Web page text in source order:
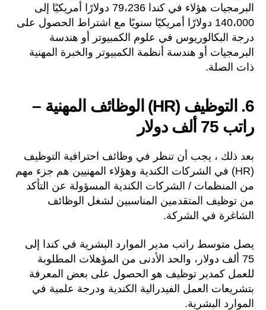
البرمجيات هؤلاء في كندا 79،236 دولارًا أمريكيًا إلى
140،000 دولارًا أمريكيًا سنويًا مع اشتراط الحصول على
درجة البكالوريوس في علوم الكمبيوتر أو هندسة
البرمجيات أو هندسة أنظمة الكمبيوتر والخبرة المهنية
ذات الصلة.
6. التوظيف (HR) الوظائف المهنية –
راتب 75 ألف دولار
بعد ذلك ، يجب أن تنظر في وظائف احترافية التوظيف
(HR) في الشركات الكندية وهؤلاء المهنيين هم جزء مهم
من المنظمات / الشركات الكندية المسؤولة عن التأكد
من توظيف المتقدمين المناسبين لشغل الوظائف
الشاغرة في الشركة.
يصل متوسط راتب مدير الموارد البشرية في كندا إلى
75 ألف دولار، والحد الأدنى من المؤهلات المطلوبة
للعمل كمدير توظيف هو الحصول على بعض المعرفة
بتشريعات العمل الفيدرالية الكندية ودرجة علمية في
الموارد البشرية.